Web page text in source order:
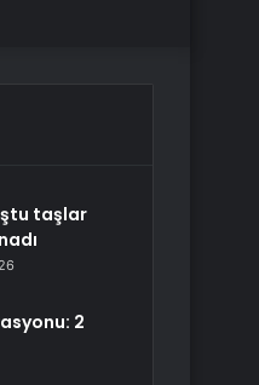
taşlar
2